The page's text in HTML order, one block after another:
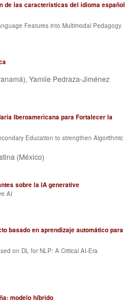
de las características del idioma español
Features into Multimodal Pedagogy
Yamile Pedraza-Jiménez
Iberoamericana para Fortalecer la
Education to strengthen Algorithmic
(México)
sobre la IA generative
AI
basado en aprendizaje automático para
on DL for NLP: A Critical AI-Era
modelo híbrido